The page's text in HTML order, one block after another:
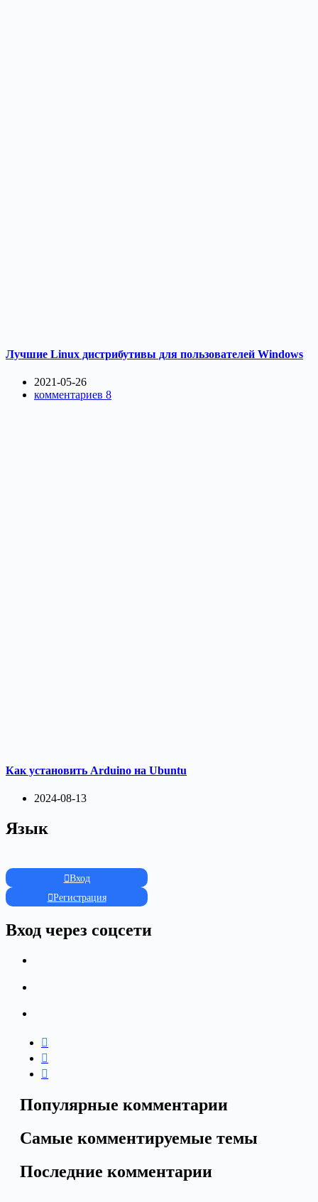
Лучшие Linux дистрибутивы для пользователей Windows
2021-05-26
комментариев 8
Как установить Arduino на Ubuntu
2024-08-13
Язык
Вход
Регистрация
Вход через соцсети
Популярные комментарии
Самые комментируемые темы
Последние комментарии